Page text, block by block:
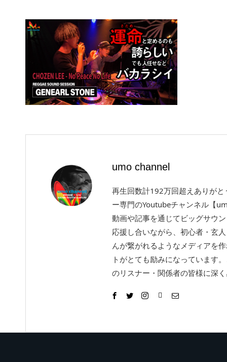
umo channel
再生回数計192万回超えありが
ー専門のYoutubeチャンネル【
動画や記事を通じてビッグサウ
応援し合いながら、初心者・玄
んが繋がれるようなメディアを
トがとても励みになっています
のリスナー・関係者の皆様に深